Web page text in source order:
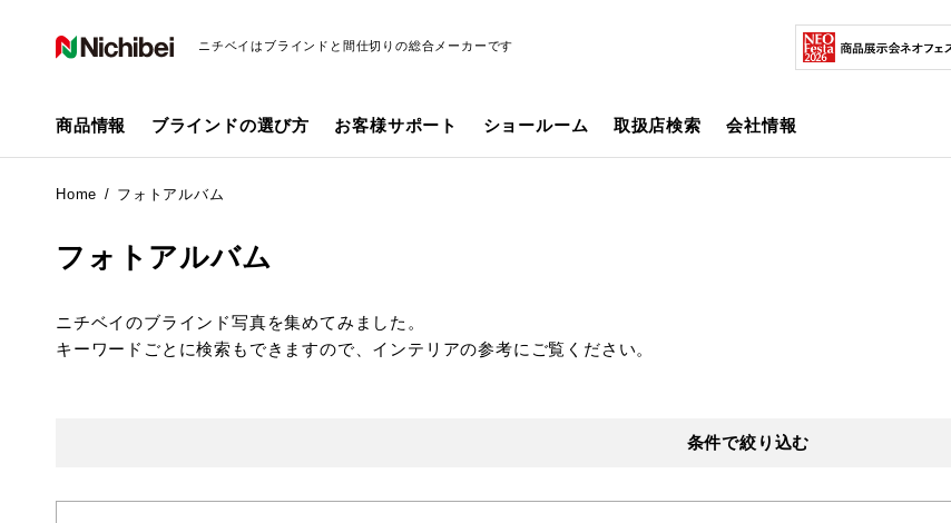
ニチベイはブラインドと間仕切りの総合メーカーです
商品情報 ブラインドの選び方 お客様サポート ショールーム 取扱店検索 会社情報
Home フォトアルバム
フォトアルバム
ニチベイのブラインド写真を集めてみました。
キーワードごとに検索もできますので、インテリアの参考にご覧ください。
条件で絞り込む